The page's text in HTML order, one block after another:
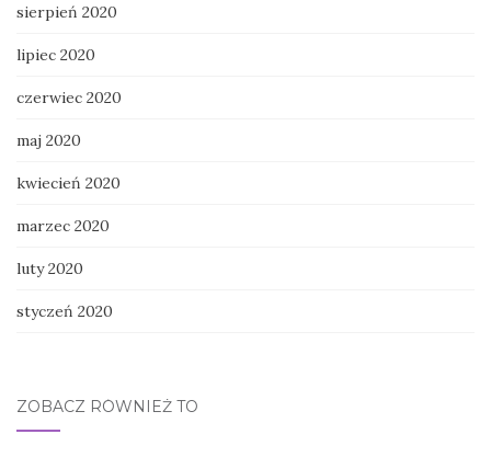
sierpień 2020
lipiec 2020
czerwiec 2020
maj 2020
kwiecień 2020
marzec 2020
luty 2020
styczeń 2020
ZOBACZ RÓWNIEŻ TO